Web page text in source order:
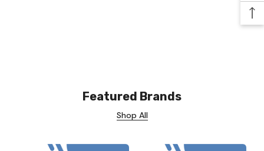
Featured Brands
Shop All